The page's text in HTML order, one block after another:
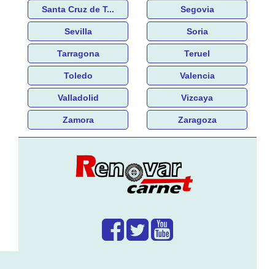
Santa Cruz de T... Segovia
Sevilla Soria
Tarragona Teruel
Toledo Valencia
Valladolid Vizcaya
Zamora Zaragoza